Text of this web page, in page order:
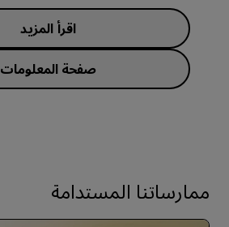
اقرأ المزيد
صفحة المعلومات
ممارساتنا المستدامة